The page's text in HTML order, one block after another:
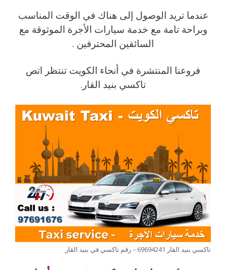
عندما تريد الوصول إلى هناك في الوقت المناسب
وبراحة تامة مع خدمة سيارات الأجرة الموثوقة مع
السائقين المحترفين .
فروعنا المنتشرة في أنحاء الكويت تنتظر اتص
تاكسي بنيد القار .
تاكسي بنيد القار 69694241 – رقم تاكسي في بنيد القار